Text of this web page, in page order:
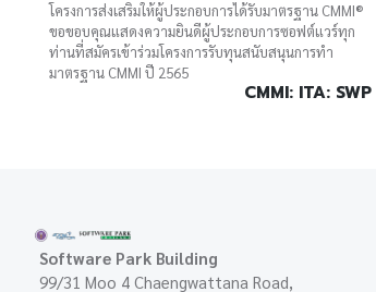
โครงการส่งเสริมให้ผู้ประกอบการได้รับมาตรฐาน CMMI®
ขอขอบคุณแสดงความยินดีผู้ประกอบการซอฟต์แวร์ทุก
ท่านที่สมัครเข้าร่วมโครงการรับทุนสนับสนุนการทำ
มาตรฐาน CMMI ปี 2565
CMMI: ITA: SWP
Software Park Building
99/31 Moo 4 Chaengwattana Road,